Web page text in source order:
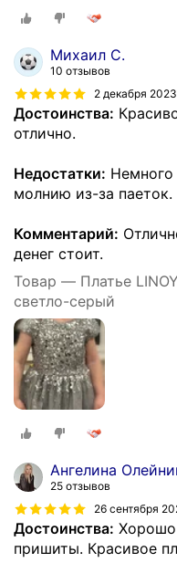
Михаил С.
10 отзывов
2 декабря 2023
Достоинства:
отлично.
Недостатки: Немного
молнию из-за паеток.
Комментарий:
денег стоит.
Товар — Платье
светло-серый
Ангелина
25 отзывов
26 сентября
Достоинства: Хорошо
пришиты. Красивое